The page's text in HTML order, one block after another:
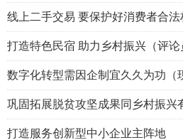
线上二手交易 要保护好消费者合法
打造特色民宿 助力乡村振兴（评论
数字化转型需因企制宜久久为功（
巩固拓展脱贫攻坚成果同乡村振兴
打造服务创新型中小企业主阵地